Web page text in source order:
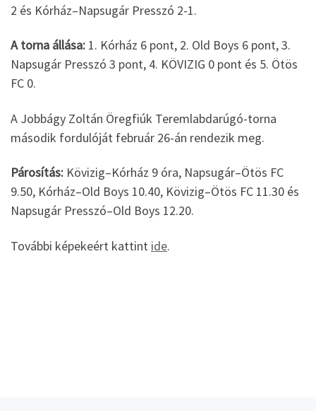
2 és Kórház–Napsugár Presszó 2-1.
A torna állása: 1. Kórház 6 pont, 2. Old Boys 6 pont, 3.
Napsugár Presszó 3 pont, 4. KÖVIZIG 0 pont és 5. Ötös
FC 0.
A Jobbágy Zoltán Öregfiúk Teremlabdarúgó-torna
második fordulóját február 26-án rendezik meg.
Párosítás: Kövizig–Kórház 9 óra, Napsugár–Ötös FC
9.50, Kórház–Old Boys 10.40, Kövizig–Ötös FC 11.30 és
Napsugár Presszó–Old Boys 12.20.
További képekeért kattint ide.